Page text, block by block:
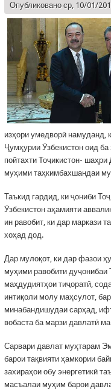
Опубликовано ср, 10/01/
изҳори умедворӣ намуданд,
Ҷумҳурии Ӯзбекистон оид
пойтахти Тоҷикистон-
муҳими таҳкимбахшандаи
Таъкид гардид, ки ҷониби
Ӯзбекистон аҳамияти
ин равобит, ки дар маркази
хоҳад дод.
Дар мулоқот, ки дар фазои
муҳими равобити дуҷонибаи
маҳдудиятҳои тиҷоратӣ,
интиқоли молу маҳсулот,
минабандишудаи сарҳад,
вобаста ба марзи давлатӣ
Сарвари давлат муҳтарам
барои тақвияти ҳамкории
захираҳои обу энергетикӣ
масъалаи муҳим барои